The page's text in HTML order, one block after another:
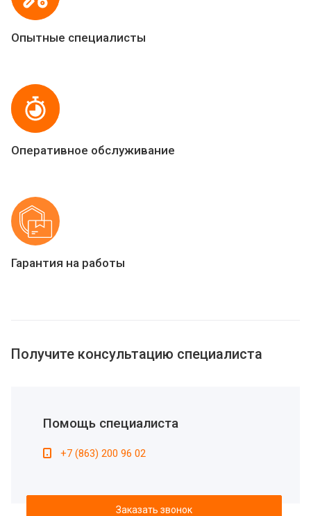
Опытные специалисты
Оперативное обслуживание
Гарантия на работы
Получите консультацию специалиста
Помощь специалиста
+7 (863) 200 96 02
Заказать звонок